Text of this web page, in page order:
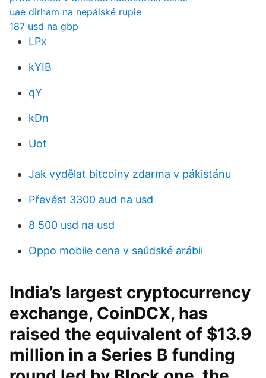
uae dirham na nepálské rupie
187 usd na gbp
LPx
kYIB
qY
kDn
Uot
Jak vydělat bitcoiny zdarma v pákistánu
Převést 3300 aud na usd
8 500 usd na usd
Oppo mobile cena v saúdské arábii
India’s largest cryptocurrency
exchange, CoinDCX, has
raised the equivalent of $13.9
million in a Series B funding